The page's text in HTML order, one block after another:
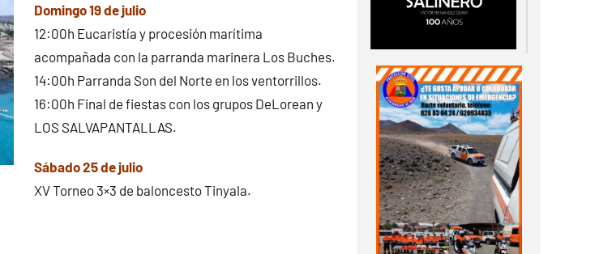
Domingo 19 de julio
12:00h Eucaristía y procesión marítima
acompañada con la parranda marinera Los Buches.
14:00h Parranda Son del Norte en los ventorrillos.
16:00h Final de fiestas con los grupos DeLorean y
LOS SALVAPANTALLAS.
Sábado 25 de julio
XV Torneo 3×3 de baloncesto Tinyala.